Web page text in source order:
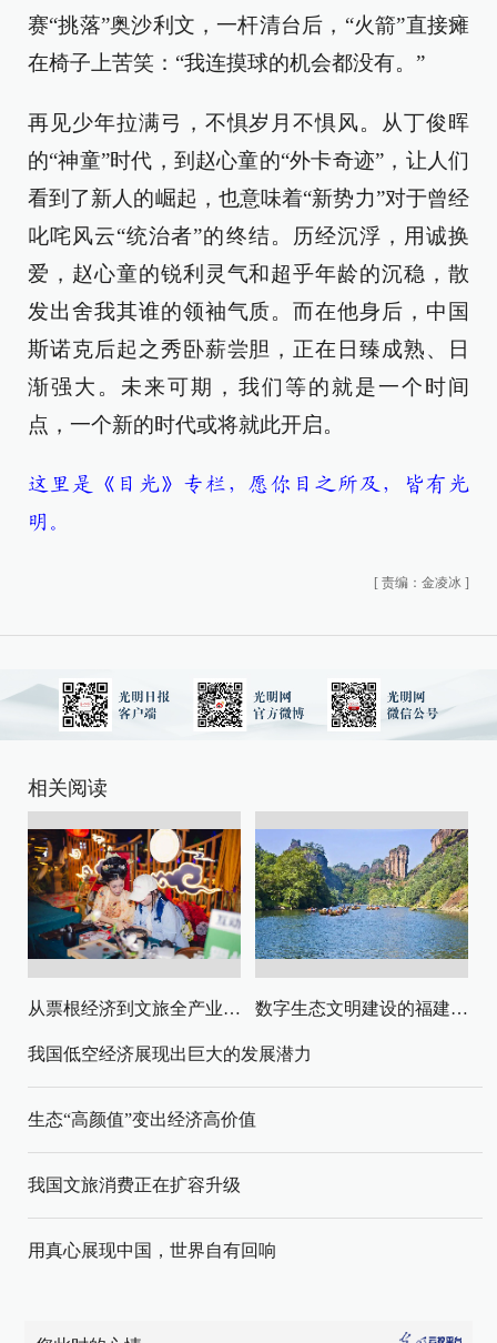
赛“挑落”奥沙利文，一杆清台后，“火箭”直接瘫
在椅子上苦笑：“我连摸球的机会都没有。”
再见少年拉满弓，不惧岁月不惧风。从丁俊晖
的“神童”时代，到赵心童的“外卡奇迹”，让人们
看到了新人的崛起，也意味着“新势力”对于曾经
叱咤风云“统治者”的终结。历经沉浮，用诚换
爱，赵心童的锐利灵气和超乎年龄的沉稳，散
发出舍我其谁的领袖气质。而在他身后，中国
斯诺克后起之秀卧薪尝胆，正在日臻成熟、日
渐强大。未来可期，我们等的就是一个时间
点，一个新的时代或将就此开启。
这里是《目光》专栏，愿你目之所及，皆有光
明。
[ 责编：金凌冰 ]
相关阅读
从票根经济到文旅全产业链升级 数字生态文明建设的福建路径与启示
我国低空经济展现出巨大的发展潜力
生态“高颜值”变出经济高价值
我国文旅消费正在扩容升级
用真心展现中国，世界自有回响